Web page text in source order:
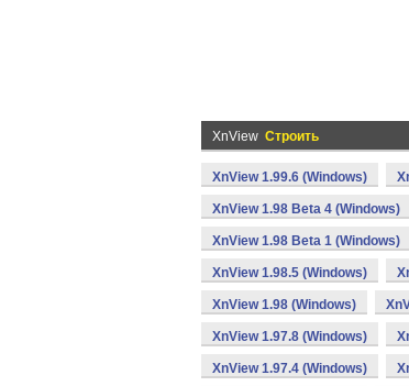
XnView Строить
XnView 1.99.6 (Windows)
XnView 1.98 Beta 4 (Windows)
XnView 1.98 Beta 1 (Windows)
XnView 1.98.5 (Windows)
XnView 1.98 (Windows)
XnView 1.97.8 (Windows)
XnView 1.97.4 (Windows)